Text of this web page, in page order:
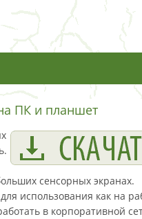
ПК и планшет
сенсорных экранах.
использования как на
в корпоративной